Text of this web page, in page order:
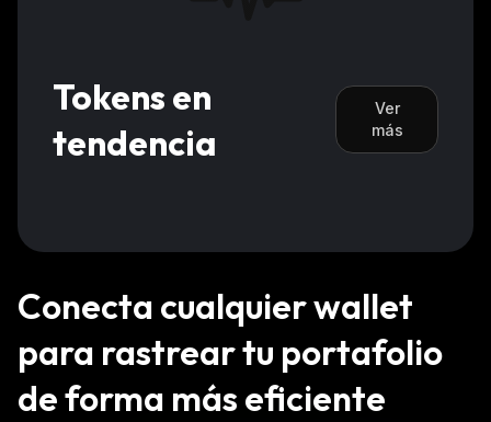
Tokens en
tendencia
Ver
más
Conecta cualquier wallet
para rastrear tu portafolio
de forma más eficiente